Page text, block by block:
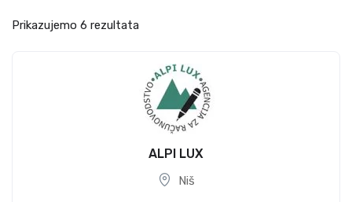
Prikazujemo 6 rezultata
ALPI LUX
Niš